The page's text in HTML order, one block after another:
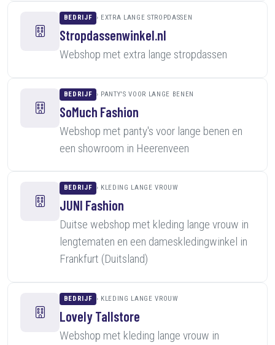
BEDRIJF EXTRA LANGE STROPDASSEN
Stropdassenwinkel.nl
Webshop met extra lange stropdassen
BEDRIJF PANTY'S VOOR LANGE BENEN
SoMuch Fashion
Webshop met panty's voor lange benen en
een showroom in Heerenveen
BEDRIJF KLEDING LANGE VROUW
JUNI Fashion
Duitse webshop met kleding lange vrouw in
lengtematen en een dameskledingwinkel in
Frankfurt (Duitsland)
BEDRIJF KLEDING LANGE VROUW
Lovely Tallstore
Webshop met kleding lange vrouw in